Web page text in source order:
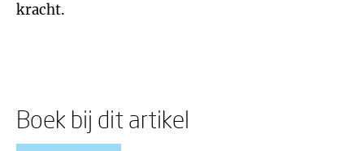
kracht.
Boek bij dit artikel